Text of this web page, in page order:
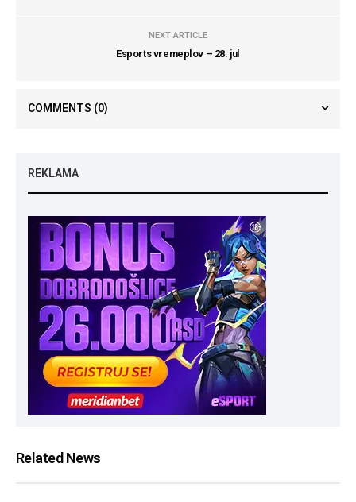
NEXT ARTICLE
Esports vremeplov – 28. jul
COMMENTS (0)
REKLAMA
Related News